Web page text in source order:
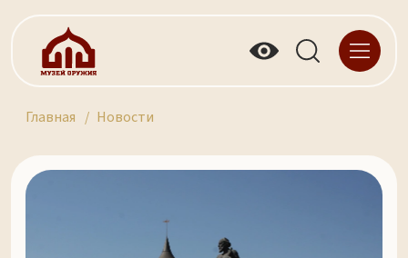
Главная Новости